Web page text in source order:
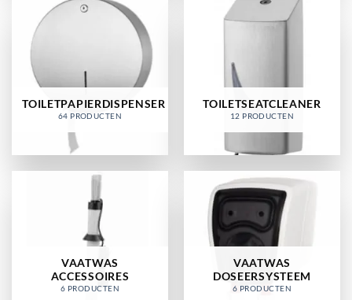
TOILETPAPIERDISPENSER
64 PRODUCTEN
TOILETSEATCLEANER
12 PRODUCTEN
VAATWAS
ACCESSOIRES
6 PRODUCTEN
VAATWAS
DOSEERSYSTEEM
6 PRODUCTEN